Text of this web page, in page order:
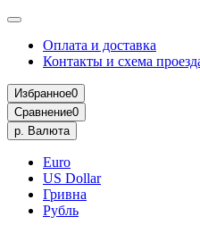
Оплата и доставка
Контакты и схема
Избранное0
Сравнение0
р. Валюта
Euro
US Dollar
Гривна
Рубль